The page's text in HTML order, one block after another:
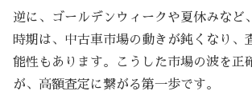
逆に、ゴールデンウィークや夏休みなど
時期は、中古車市場の動きが鈍くなり、
能性もあります。こうした市場の波を正
が、高額査定に繋がる第一歩です。